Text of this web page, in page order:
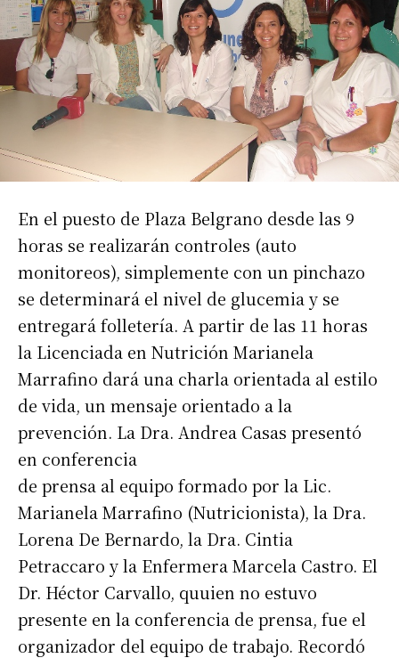
En el puesto de Plaza Belgrano desde las 9
horas se realizarán controles (auto
monitoreos), simplemente con un pinchazo
se determinará el nivel de glucemia y se
entregará folletería. A partir de las 11 horas
la Licenciada en Nutrición Marianela
Marrafino dará una charla orientada al estilo
de vida, un mensaje orientado a la
prevención. La Dra. Andrea Casas presentó
en conferencia
de prensa al equipo formado por la Lic.
Marianela Marrafino (Nutricionista), la Dra.
Lorena De Bernardo, la Dra. Cintia
Petraccaro y la Enfermera Marcela Castro. El
Dr. Héctor Carvallo, quuien no estuvo
presente en la conferencia de prensa, fue el
organizador del equipo de trabajo. Recordó